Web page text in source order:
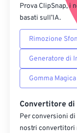
Prova ClipSnap, i
basati sull’IA.
Rimozione
Generatore di
Gomma Magica
Convertitore
Per conversioni
nostri convertitori